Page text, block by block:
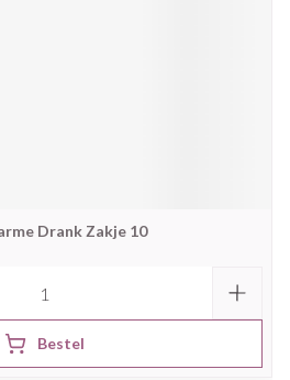
Drank Zakje 10
Bestel